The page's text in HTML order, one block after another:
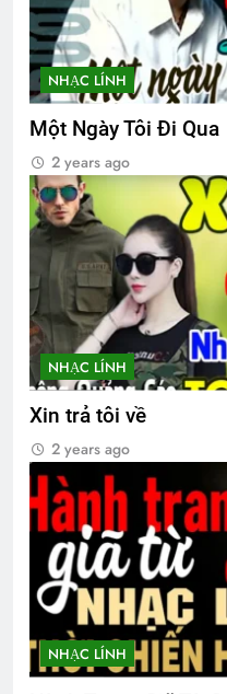
Asia
2 Years Ago
Hội Võ
2 Years Ago
3 Years Ago
Đoản Ca
2 Years Ago
Tình Tự
2 Years Ago
3 Years Ago
Liên
NHẠC LÍNH
Một Ngày Tôi Đi Qua
2 years ago
NHẠC LÍNH
Xin trả tôi về
2 years ago
NHẠC LÍNH